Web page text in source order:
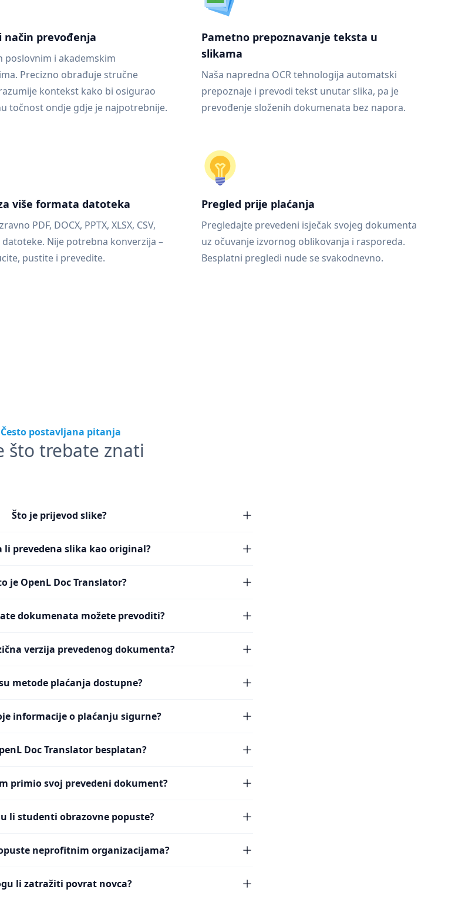
način prevođenja
poslovnim i akademskim
Precizno obrađuje stručne
kontekst kako bi osigurao
točnost ondje gdje je najpotrebnije.
Pametno prepoznavanje teksta u
slikama
Naša napredna OCR tehnologija automatski
prepoznaje i prevodi tekst unutar slika, pa je
prevođenje složenih dokumenata bez napora.
više formata datoteka
PDF, DOCX, PPTX, XLSX, CSV,
datoteke. Nije potrebna konverzija –
pustite i prevedite.
Pregled prije plaćanja
Pregledajte prevedeni isječak svojeg dokumenta
uz očuvanje izvornog oblikovanja i rasporeda.
Besplatni pregledi nude se svakodnevno.
Često postavljana pitanja
što trebate znati
Što je prijevod slike?
li prevedena slika kao original?
je OpenL Doc Translator?
dokumenata možete prevoditi?
verzija prevedenog dokumenta?
metode plaćanja dostupne?
informacije o plaćanju sigurne?
Doc Translator besplatan?
primio svoj prevedeni dokument?
li studenti obrazovne popuste?
neprofitnim organizacijama?
li zatražiti povrat novca?